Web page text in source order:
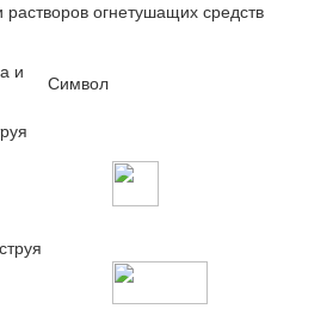
огнетушащих средств
и
Символ